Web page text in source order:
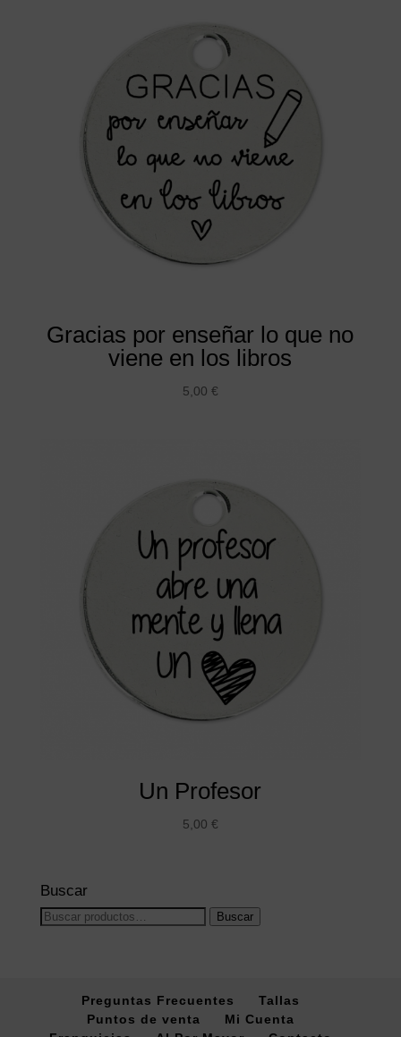
Gracias por enseñar lo que no
viene en los libros
5,00 €
Un Profesor
5,00 €
Buscar
Buscar
Buscar
Preguntas Frecuentes
Tallas
Puntos de venta
Mi Cuenta